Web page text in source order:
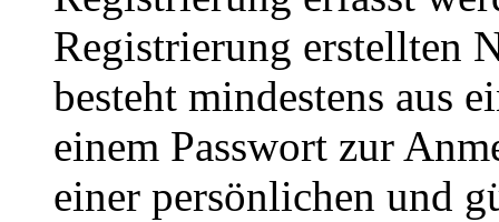
Registrierung erstellten
besteht mindestens aus
einem Passwort zur
einer persönlichen und